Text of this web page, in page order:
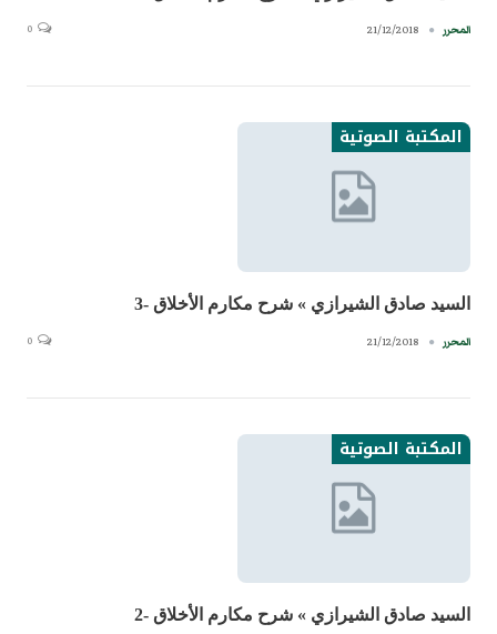
المحرر 21/12/2018
المكتبة الصوتية
السيد صادق الشيرازي » شرح مكارم الأخلاق -3
المحرر 21/12/2018
المكتبة الصوتية
السيد صادق الشيرازي » شرح مكارم الأخلاق -2